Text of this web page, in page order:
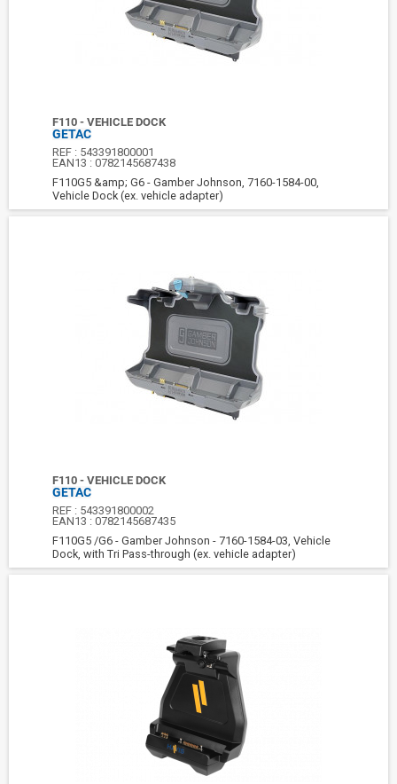
F110 - VEHICLE DOCK
GETAC
REF : 543391800001
EAN13 :0782145687438
F110G5 &amp; G6 - Gamber Johnson, 7160-1584-00,
Vehicle Dock (ex. vehicle adapter)
F110 - VEHICLE DOCK
GETAC
REF : 543391800002
EAN13 :0782145687435
F110G5 /G6 - Gamber Johnson - 7160-1584-03, Vehicle
Dock, with Tri Pass-through (ex. vehicle adapter)